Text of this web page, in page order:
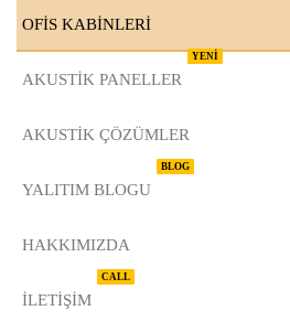
OFİS KABİNLERİ
AKUSTİK PANELLER
YENİ
AKUSTIK ÇÖZÜMLER
YALITIM BLOGU
BLOG
HAKKIMIZDA
İLETIŞIM
CALL